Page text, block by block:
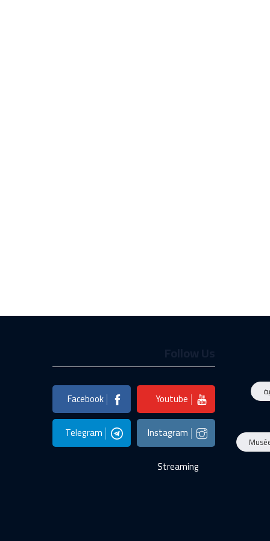
Youtube
Facebook
Instagram
Telegram
Streaming